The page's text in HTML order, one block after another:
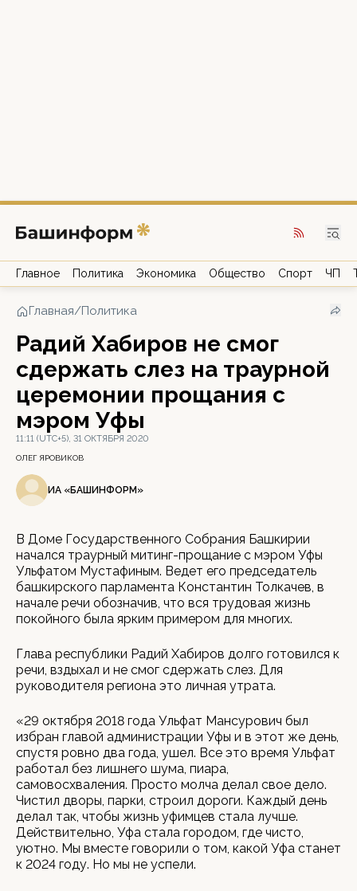
Главное Политика Экономика Общество Спорт ЧП
Главная/Политика
Радий Хабиров не смог
сдержать слез на траурной
церемонии прощания с
мэром Уфы
11:11 (UTC+5), 31 ОКТЯБРЯ 2020
ОЛЕГ ЯРОВИКОВ
ИА «БАШИНФОРМ»
В Доме Государственного Собрания Башкирии
начался траурный митинг-прощание с мэром Уфы
Ульфатом Мустафиным. Ведет его председатель
башкирского парламента Константин Толкачев, в
начале речи обозначив, что вся трудовая жизнь
покойного была ярким примером для многих.
Глава республики Радий Хабиров долго готовился к
речи, вздыхал и не смог сдержать слез. Для
руководителя региона это личная утрата.
«29 октября 2018 года Ульфат Мансурович был
избран главой администрации Уфы и в этот же день,
спустя ровно два года, ушел. Все это время Ульфат
работал без лишнего шума, пиара,
самовосхваления. Просто молча делал свое дело.
Чистил дворы, парки, строил дороги. Каждый день
делал так, чтобы жизнь уфимцев стала лучше.
Действительно, Уфа стала городом, где чисто,
уютно. Мы вместе говорили о том, какой Уфа станет
к 2024 году. Но мы не успели.